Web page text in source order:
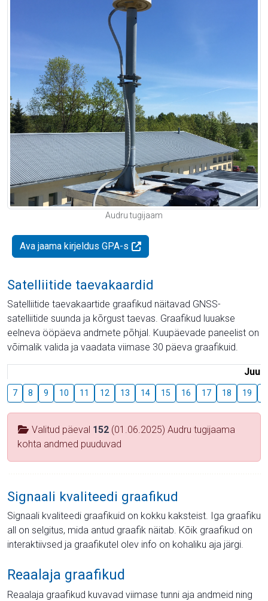
Audru tugijaam
Ava jaama kirjeldus GPA-s
Satelliitide taevakaardid
Satelliitide taevakaartide graafikud näitavad GNSS-
satelliitide suunda ja kõrgust taevas. Graafikud luuakse
eelneva ööpäeva andmete põhjal. Kuupäevade paneelist on
võimalik valida ja vaadata viimase 30 päeva graafikuid.
Juuli
7 8 9 10 11 12 13 14 15 16 17 18 19
Valitud päeval 152 (01.06.2025) Audru tugijaama
kohta andmed puuduvad
Signaali kvaliteedi graafikud
Signaali kvaliteedi graafikuid on kokku kaksteist. Iga graafiku
all on selgitus, mida antud graafik näitab. Kõik graafikud on
interaktiivsed ja graafikutel olev info on kohaliku aja järgi.
Reaalaja graafikud
Reaalaja graafikud kuvavad viimase tunni aja andmeid ning